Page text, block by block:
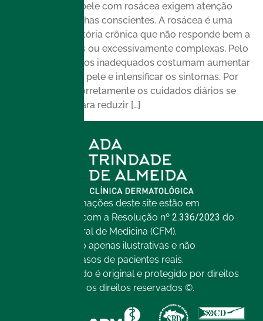
Cuidados com a pele com rosácea exigem atenção
constante e escolhas conscientes. A rosácea é uma
condição inflamatória crônica que não responde bem a
rotinas agressivas ou excessivamente complexas. Pelo
contrário, estímulos inadequados costumam aumentar
a instabilidade da pele e intensificar os sintomas. Por
isso, estruturar corretamente os cuidados diários se
torna essencial para reduzir […]
Todas as informações deste site estão em
conformidade com a Resolução nº 2.336/2023 do
Conselho Federal de Medicina (CFM).
As imagens são apenas ilustrativas e não
representam casos de pacientes reais.
Todo o conteúdo é original e protegido por direitos
autorais. Todos os direitos reservados ©.